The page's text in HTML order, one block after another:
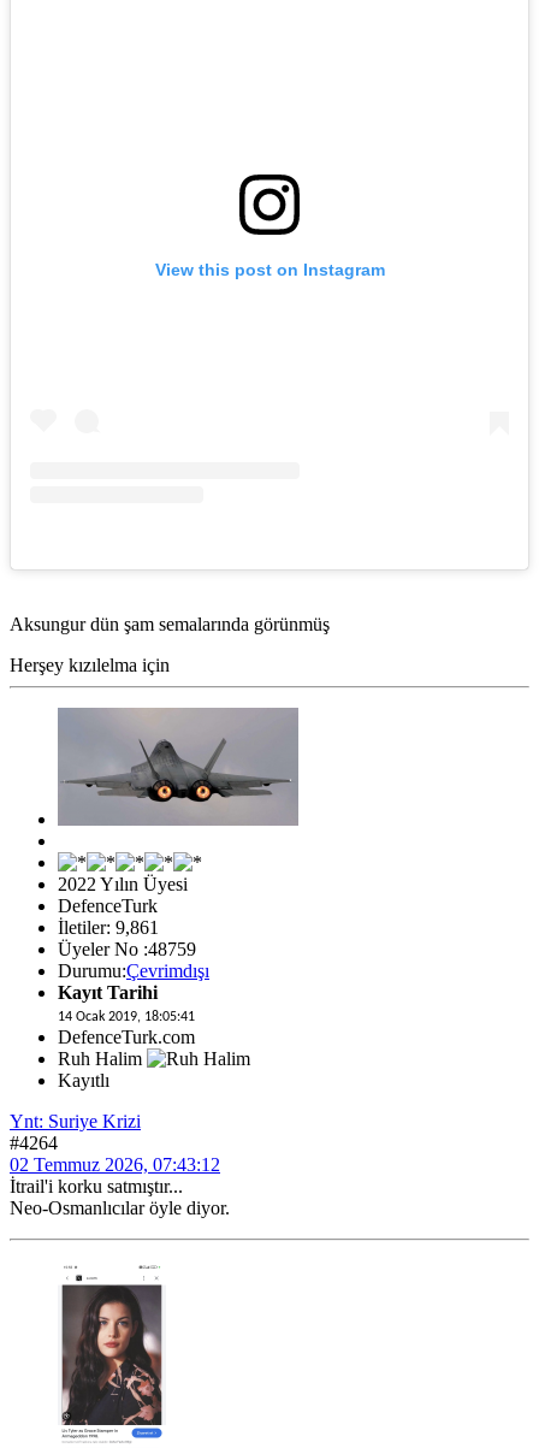
View this post on Instagram
Aksungur dün şam semalarında görünmüş
Herşey kızılelma için
2022 Yılın Üyesi
DefenceTurk
İletiler: 9,861
Üyeler No :48759
Durumu:Çevrimdışı
Kayıt Tarihi
14 Ocak 2019, 18:05:41
DefenceTurk.com
Ruh Halim
Kayıtlı
Ynt: Suriye Krizi
#4264
02 Temmuz 2026, 07:43:12
İtrail'i korku satmıştır...
Neo-Osmanlıcılar öyle diyor.